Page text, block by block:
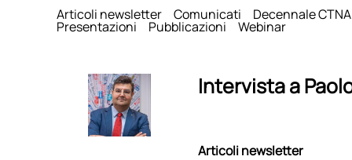
Articoli newsletter
Comunicati Decennale CTNA
Presentazioni Pubblicazioni Webinar
Intervista a
Articoli newsletter